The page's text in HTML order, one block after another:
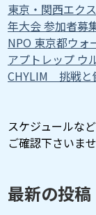
東京・関西エク
年大会 参加者募
NPO 東京都ウォ
アプトレップ ウ
CHYLIM 挑戦と
スケジュールな
ご確認下さいませ
最新の投稿